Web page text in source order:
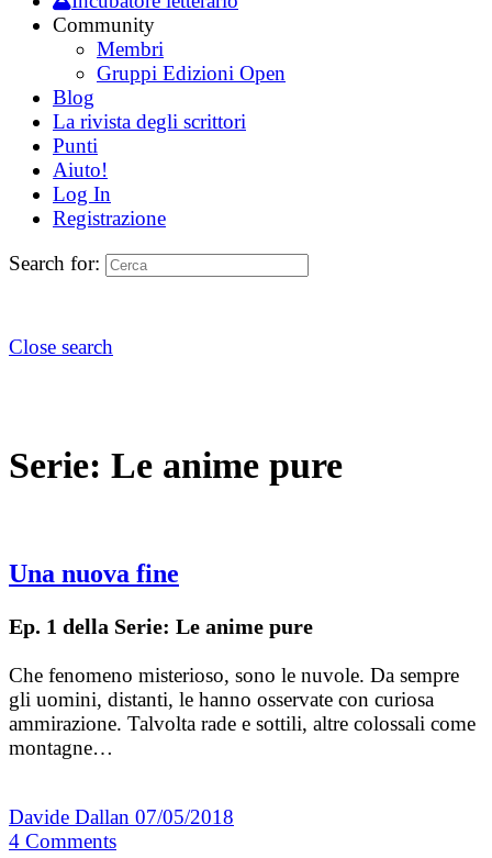
Community
Membri
Gruppi Edizioni Open
Blog
La rivista degli scrittori
Punti
Aiuto!
Log In
Registrazione
Search for:
Close search
Serie: Le anime pure
Una nuova fine
Ep. 1 della Serie: Le anime pure
Che fenomeno misterioso, sono le nuvole. Da sempre
gli uomini, distanti, le hanno osservate con curiosa
ammirazione. Talvolta rade e sottili, altre colossali come
montagne…
Davide Dallan 07/05/2018
4 Comments